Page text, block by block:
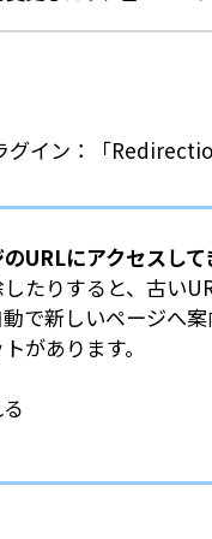
グイン：「
URLにアクセスし
たりすると、古い
で新しいページへ
があります。